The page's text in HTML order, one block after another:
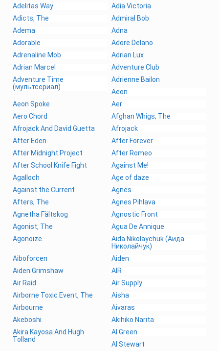
Adelitas Way
Adia Victoria
Adicts, The
Admiral Bob
Adema
Adna
Adorable
Adore Delano
Adrenaline Mob
Adrian Lux
Adrian Marcel
Adventure Club
Adventure Time
(мультсериал)
Adrienne Bailon
Aeon
Aeon Spoke
Aer
Aero Chord
Afghan Whigs, The
Afrojack And David Guetta
Afrojack
After Eden
After Forever
After Midnight Project
After Romeo
After School Knife Fight
Against Me!
Agalloch
Age of daze
Against the Current
Agnes
Afters, The
Agnes Pihlava
Agnetha Fältskog
Agnostic Front
Agonist, The
Agua De Annique
Agonoize
Aida Nikolaychuk (Аида
Николайчук)
Aiboforcen
Aiden
Aiden Grimshaw
AIR
Air Raid
Air Supply
Airborne Toxic Event, The
Aisha
Airbourne
Aivaras
Akeboshi
Akihiko Narita
Akira Kayosa And Hugh
Tolland
Al Green
Al Stewart